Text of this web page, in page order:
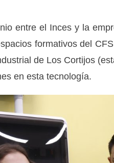
entre el Inces y la
formativos del
de Los Cortijos
en esta tecnología.